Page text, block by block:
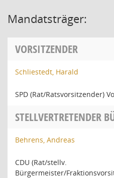
Mandatsträger:
VORSITZENDER
Schliestedt, Harald
SPD (Rat/Ratsvorsitzender)
STELLVERTRETENDER
Behrens, Andreas
CDU (Rat/stellv.
Bürgermeister/